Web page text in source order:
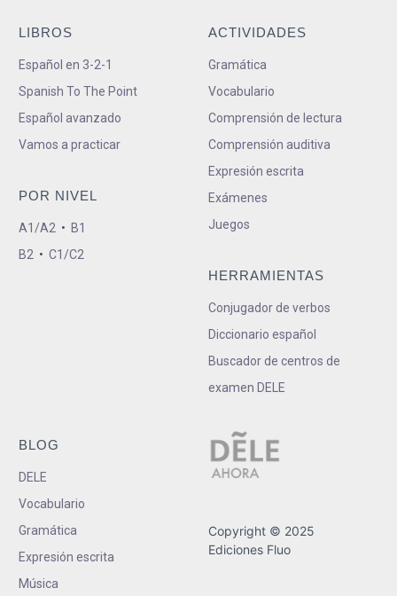
LIBROS
Español en 3-2-1
Spanish To The Point
Español avanzado
Vamos a practicar
POR NIVEL
A1/A2 • B1
B2 • C1/C2
ACTIVIDADES
Gramática
Vocabulario
Comprensión de lectura
Comprensión auditiva
Expresión escrita
Exámenes
Juegos
HERRAMIENTAS
Conjugador de verbos
Diccionario español
Buscador de centros de
examen DELE
BLOG
DELE
Vocabulario
Gramática
Expresión escrita
Música
Copyright © 2025
Ediciones Fluo